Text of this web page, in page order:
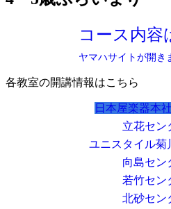
コース内容
ヤマハサイトが開き
各教室の開講情報はこちら
日本屋楽器本
立花セン
ユニスタイル菊
向島セン
若竹セン
北砂セン